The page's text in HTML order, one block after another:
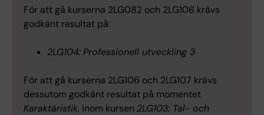
För att gå kurserna 2LG082 och 2LG106 krävs
godkänt resultat på:
2LG104:Professionell utveckling 3
För att gå kurserna 2LG106 och 2LG107 krävs
dessutom godkänt resultat på momentet
Karaktäristik, inom kursen 2LG103: Tal- och